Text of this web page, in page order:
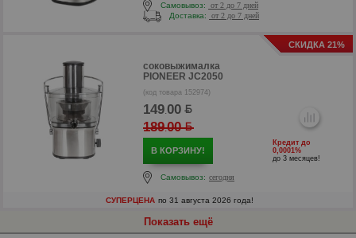
р
Самовывоз:
от 2 до 7 дней
Доставка:
от 2 до 7 дней
СКИДКА 21%
соковыжималка
PIONEER JC2050
(код товара 152974)
149.00
189.00
В КОРЗИНУ!
Кредит до
0,0001%
до 3 месяцев!
Самовывоз: сегодня
СУПЕРЦЕНА по 31 августа 2026 года!
Показать ещё